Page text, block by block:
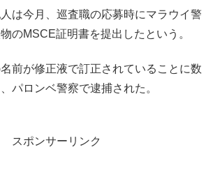
は今月、巡査職の応募時にマラウイ警
のMSCE証明書を提出したという。
前が修正液で訂正されていることに数
パロンベ警察で逮捕された。
スポンサーリンク